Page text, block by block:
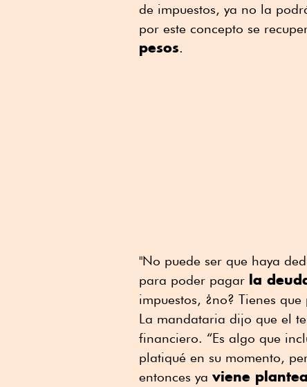
de impuestos, ya no la
por este concepto se
pesos.
"No puede ser que haya
para poder pagar la
impuestos, ¿no? Tienes
La mandataria dijo que el
financiero. “Es algo que
platiqué en su momento,
entonces ya viene